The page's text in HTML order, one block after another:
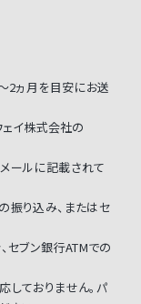
2ヵ月を目安にお送
ェイ株式会社の
ールに記載されて
振り込み、またはセ
セブン銀行ATMでの
しておりません。パ